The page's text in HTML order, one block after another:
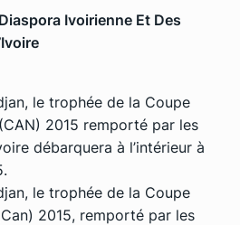
Ivoirienne Et Des
le trophée de la Coupe
2015 remporté par les
débarquera à l’intérieur à
le trophée de la Coupe
2015, remporté par les